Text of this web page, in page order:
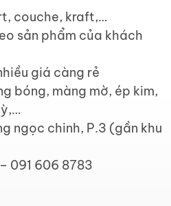
couche, kraft,…
sản phẩm của khách
giá càng rẻ
bóng, màng mờ, ép kim,
ngọc chinh, P.3 (gần khu
– 091 606 8783